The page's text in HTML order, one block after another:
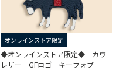
オンラインストア限定
◆オンラインストア限定◆ カウ
レザー GFロゴ キーフォブ